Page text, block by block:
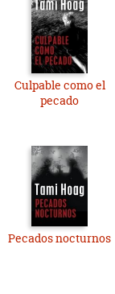
Culpable como el
pecado
Pecados nocturnos